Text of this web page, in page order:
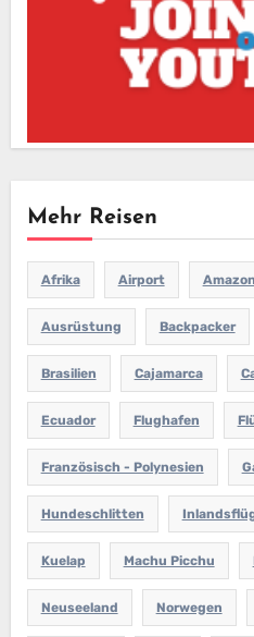
Mehr Reisen
Afrika Airport
Ausrüstung Backpacker
Brasilien Cajamarca
Ecuador Flughafen
Französisch - Polynesien
Hundeschlitten
Kuelap Machu Picchu
Neuseeland Norwegen